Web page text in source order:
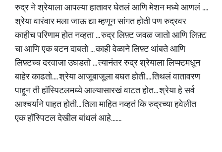
रुद्र ने श्रेयाला आपल्या हातावर घेतलं आणि मेशन मध्ये आणलं ....
श्रेया वारंवार मला जाऊ द्या म्हणून सांगत होती पण रुद्रवर
काहीच परिणाम होत नव्हता ... रुद्र लिफ़्ट जवळ जातो आणि लिफ़्ट
चा आणि एक बटन दाबतो ... काही वेळाने लिफ़्ट थांबते आणि
लिफ़्टच्च दरवाजा उघडतो ... त्यानंतर रुद्र श्रेयाला लिप्फ्टमधून
बाहेर काढतो.... श्रेया आजूबाजूला बघत होती.... तिथलं वातावरण
पाहून ती हॉस्पिटलमध्ये आल्यासारखं वाटत होत... श्रेया हे सर्व
आश्चर्याने पाहत होती... तिला माहित नव्हतं कि रुद्रच्या हवेलीत
एक हॉस्पिटल देखील बांधलं आहे.......